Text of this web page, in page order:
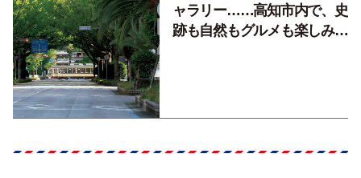
ャラリー……高知市内で、史
跡も自然もグルメも楽しみ尽